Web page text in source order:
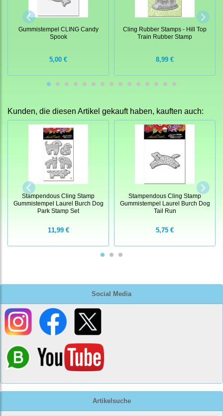
Social Media
Artikelsuche
Gummistempel CLING Candy
Spook
5,00 €
Cling Rubber Stamps - Hill Top
Train Rubber Stamp
8,99 €
Kunden, die diesen Artikel gekauft haben, kauften auch:
Stampendous Cling Stamp
Gummistempel Laurel Burch Dog
Park Stamp Set
11,99 €
Stampendous Cling Stamp
Gummistempel Laurel Burch Dog
Tail Run
5,75 €